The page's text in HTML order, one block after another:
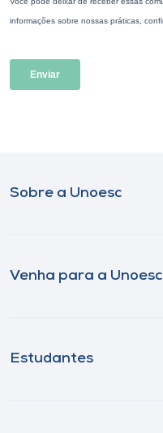
Sobre a Unoesc
Venha para a Unoesc
Estudantes